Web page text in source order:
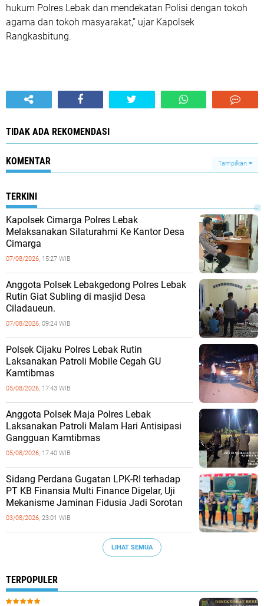
hukum Polres Lebak dan mendekatan Polisi dengan tokoh
agama dan tokoh masyarakat,” ujar Kapolsek
Rangkasbitung.
TIDAK ADA REKOMENDASI
KOMENTAR Tampilkan
TERKINI
Kapolsek Cimarga Polres Lebak
Melaksanakan Silaturahmi Ke Kantor Desa
Cimarga
07/08/2026, 15:27 WIB
Anggota Polsek Lebakgedong Polres Lebak
Rutin Giat Subling di masjid Desa
Ciladaueun.
07/08/2026, 09:24 WIB
Polsek Cijaku Polres Lebak Rutin
Laksanakan Patroli Mobile Cegah GU
Kamtibmas
05/08/2026, 17:43 WIB
Anggota Polsek Maja Polres Lebak
Laksanakan Patroli Malam Hari Antisipasi
Gangguan Kamtibmas
05/08/2026, 17:40 WIB
Sidang Perdana Gugatan LPK-RI terhadap
PT KB Finansia Multi Finance Digelar, Uji
Mekanisme Jaminan Fidusia Jadi Sorotan
03/08/2026, 23:01 WIB
LIHAT SEMUA
TERPOPULER